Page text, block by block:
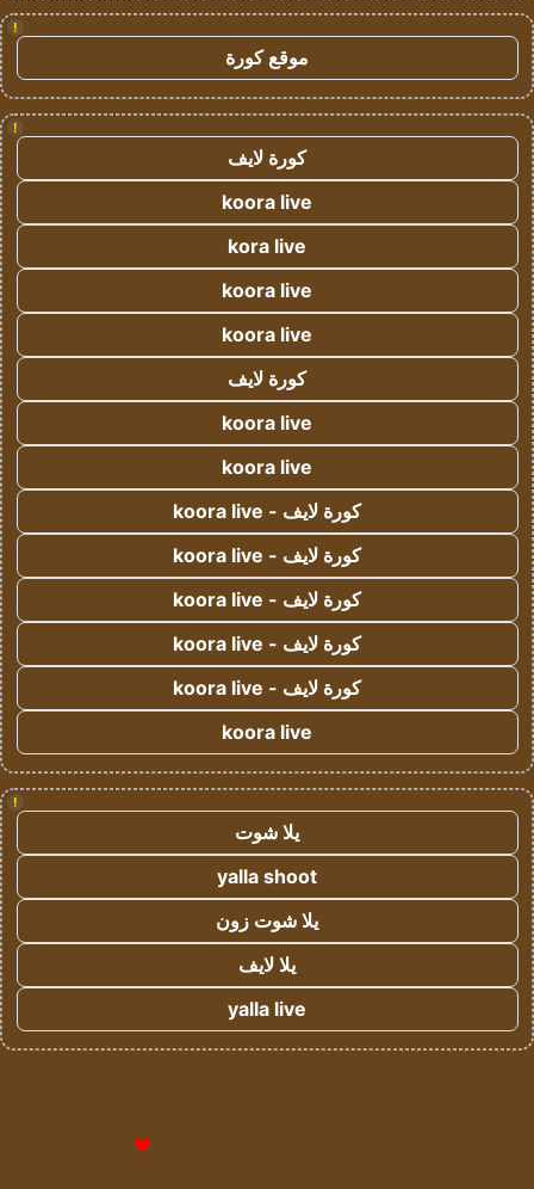
!
موقع كورة
!
كورة لايف
koora live
kora live
koora live
koora live
كورة لايف
koora live
koora live
كورة لايف - koora live
كورة لايف - koora live
كورة لايف - koora live
كورة لايف - koora live
كورة لايف - koora live
koora live
!
يلا شوت
yalla shoot
يلا شوت زون
يلا لايف
yalla live